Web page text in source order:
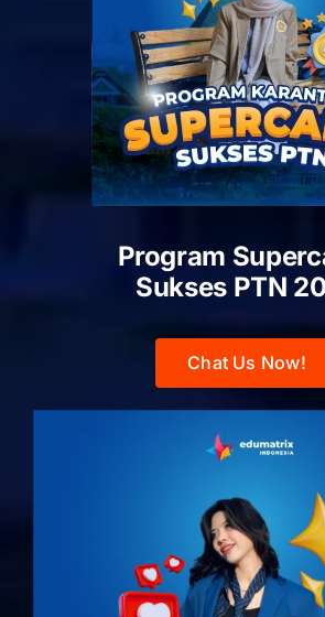
Program
Sukses PTN
Chat Us Now!